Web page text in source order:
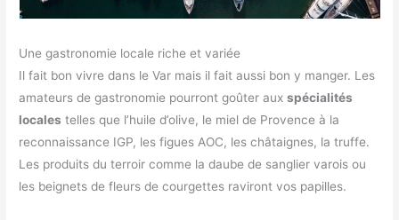
Une gastronomie locale riche et variée
Il fait bon vivre dans le Var mais il fait aussi bon y manger. Les
amateurs de gastronomie pourront goûter auxspécialités
locales telles que l’huile d’olive, le miel de Provence à la
reconnaissance IGP, les figues AOC, les châtaignes, la truffe.
Les produits du terroir comme la daube de sanglier varois ou
les beignets de fleurs de courgettes raviront vos papilles.